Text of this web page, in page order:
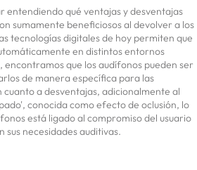
entendiendo qué ventajas y desventajas
sumamente beneficiosos al devolver a los
tecnologías digitales de hoy permiten que
en distintos entornos
que los audífonos pueden ser
de manera específica para las
a desventajas, adicionalmente al
conocida como efecto de oclusión, lo
está ligado al compromiso del usuario
necesidades auditivas.